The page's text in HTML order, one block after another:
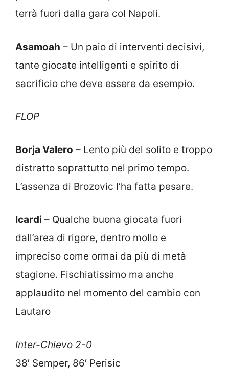
terrà fuori dalla gara col Napoli.
Asamoah – Un paio di interventi decisivi,
tante giocate intelligenti e spirito di
sacrificio che deve essere da esempio.
FLOP
Borja Valero – Lento più del solito e troppo
distratto soprattutto nel primo tempo.
L’assenza di Brozovic l’ha fatta pesare.
Icardi – Qualche buona giocata fuori
dall’area di rigore, dentro mollo e
impreciso come ormai da più di metà
stagione. Fischiatissimo ma anche
applaudito nel momento del cambio con
Lautaro
Inter-Chievo 2-0
38′ Semper, 86′ Perisic